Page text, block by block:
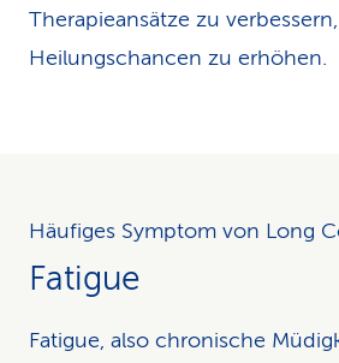
Therapieansätze zu
Heilungschancen zu erhöhen.
Häufiges Symptom von Long
Fatigue
Fatigue, also chronische